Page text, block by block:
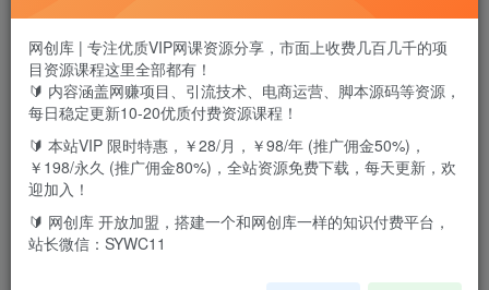
微头条副业掘金项目3.0
课程大纲
网创库 | 专注优质VIP网课资源分享，市面上收费几百几千的项
目资源课程这里全部都有！
🔰 内容涵盖网赚项目、引流技术、电商运营、脚本源码等资源，
每日稳定更新10-20优质付费资源课程！
🔰 本站VIP 限时特惠，￥28/月，￥98/年 (推广佣金50%)，
￥198/永久 (推广佣金80%)，全站资源免费下载，每天更新，欢
迎加入！
🔰 网创库 开放加盟，搭建一个和网创库一样的知识付费平台，
站长微信：SYWC11